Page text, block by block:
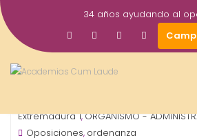
Saltar
al
contenido
34 años ayudando al
Oct
2016
Extremadura 1,ORGANISMO -
Oposiciones, ordenanza